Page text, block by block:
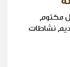
مكتوم
نشاطات